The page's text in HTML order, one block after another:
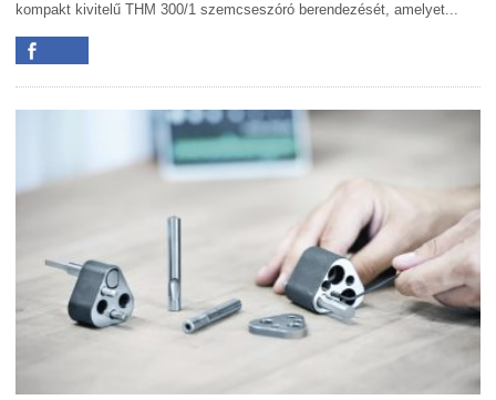
kompakt kivitelű THM 300/1 szemcseszóró berendezését, amelyet...